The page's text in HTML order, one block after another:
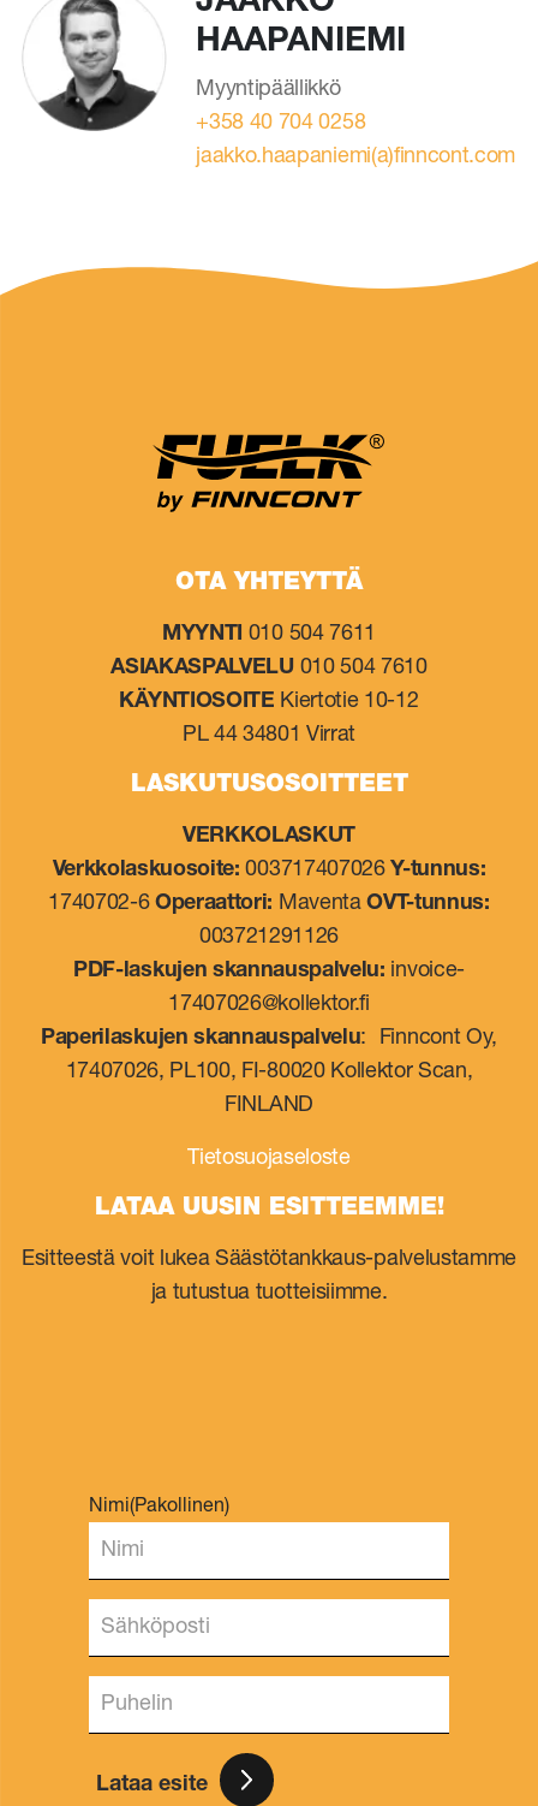
HAAPANIEMI
Myyntipäällikkö
+358 40 704 0258
jaakko.haapaniemi(a)finncont.com
OTA YHTEYTTÄ
MYYNTI 010 504 7611
ASIAKASPALVELU010 504 7610
KÄYNTIOSOITE Kiertotie 10-12
PL 44 34801 Virrat
LASKUTUSOSOITTEET
VERKKOLASKUT
Verkkolaskuosoite: 003717407026 Y-tunnus:
1740702-6Operaattori: MaventaOVT-tunnus:
003721291126
PDF-laskujen skannauspalvelu: invoice-
17407026@kollektor.fi
Paperilaskujen skannauspalvelu: Finncont Oy,
17407026, PL100, FI-80020 Kollektor Scan,
FINLAND
Tietosuojaseloste
LATAA UUSIN ESITTEEMME!
Esitteestä voit lukea Säästötankkaus-palvelustamme
ja tutustua tuotteisiimme.
Nimi(Pakollinen)
Lataa esite